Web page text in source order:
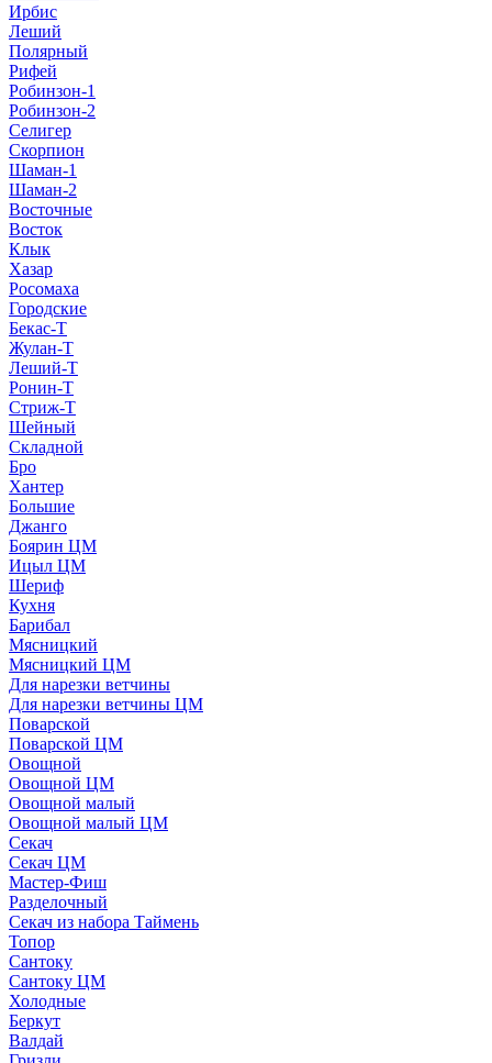
Ирбис
Леший
Полярный
Рифей
Робинзон-1
Робинзон-2
Селигер
Скорпион
Шаман-1
Шаман-2
Восточные
Восток
Клык
Хазар
Росомаха
Городские
Бекас-Т
Жулан-Т
Леший-Т
Ронин-Т
Стриж-Т
Шейный
Складной
Бро
Хантер
Большие
Джанго
Боярин ЦМ
Ицыл ЦМ
Шериф
Кухня
Барибал
Мясницкий
Мясницкий ЦМ
Для нарезки ветчины
Для нарезки ветчины ЦМ
Поварской
Поварской ЦМ
Овощной
Овощной ЦМ
Овощной малый
Овощной малый ЦМ
Секач
Секач ЦМ
Мастер-Фиш
Разделочный
Секач из набора Таймень
Топор
Сантоку
Сантоку ЦМ
Холодные
Беркут
Валдай